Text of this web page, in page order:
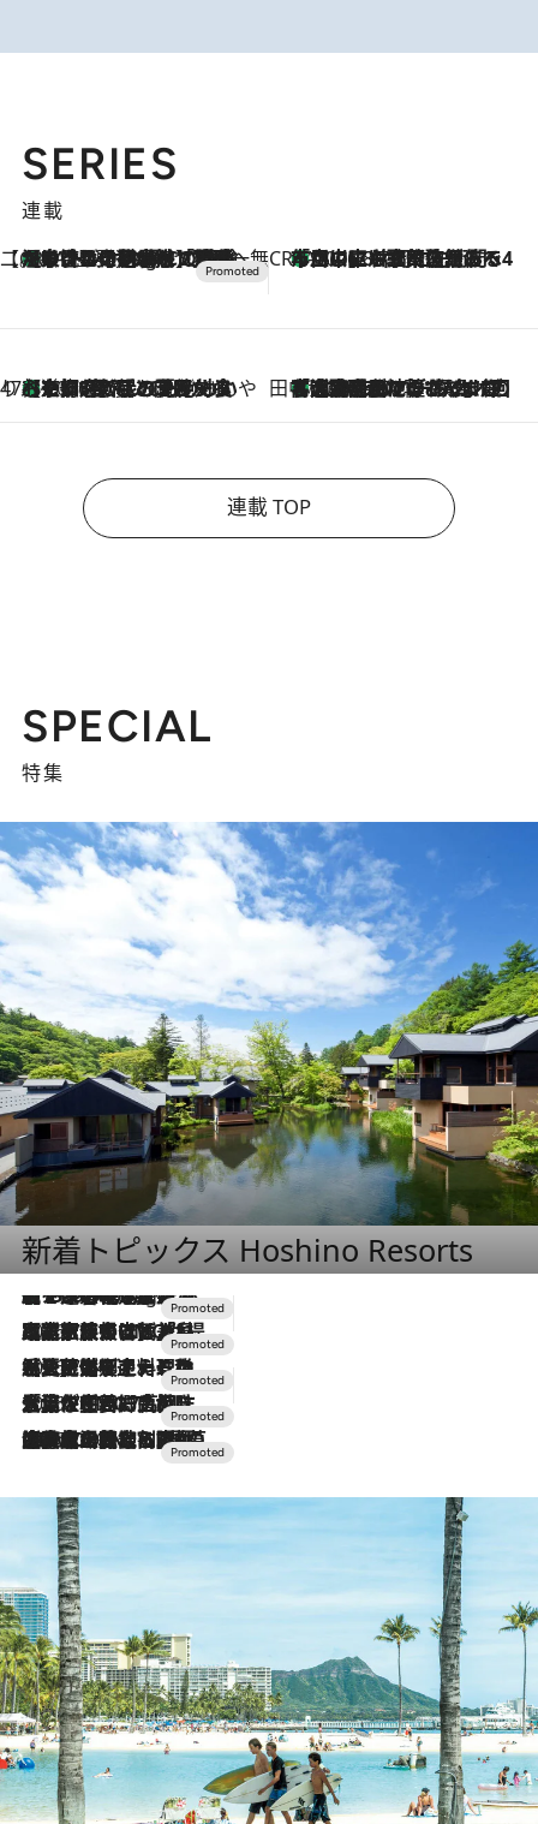
SERIES
連載
【CREA×星野リゾート】唯一無二。癒しと発見が待つ場所へ
11 Hours Ago
【トンボの足水浴】ヒノキの香りに包まれて涼感マックス！約13℃の湧水かけ流しを避暑地「星野温泉 トンボの湯」で体験 CREA'S CHOICE
2026.8.7
「立川にも歌舞伎があるんだよ」 片岡仁左衛門・市川中車ら豪華座組みで4年目の立川立飛歌舞伎へ
47都道府県の手みやげ ひんやりスイーツで夏を満喫
2026.8.7
【京都府】この夏絶対食べたい 冷やしておいしいおやつ3選 ひと口目から心を掴む新緑のテリーヌ 田中稲の勝手に再ブーム
2026.8.7
「湘南乃風に憧れて」観客大盛上がりの“タオル回し”に、ラッパー顔負けの高速歌唱まで…さだまさし（74）のアグレッシブすぎる現在地
連載 TOP
SPECIAL
特集
新着トピックス Hoshino Resorts
11 Hours Ago
【トンボの足水浴】ヒノキの香りに包まれて涼感マックス！約13℃の湧水かけ流しを避暑地「星野温泉 トンボの湯」で体験
2026.7.31
【ホテル帰省】という選択肢をOMOが提案。家族とほどよい距離を保つには「昼は実家、夜は気兼ねなくホテルで！」
2026.7.24
【夏限定ディナーコース】旬を迎える稚鮎や花ズッキーニなどをイタリア・トスカーナの郷土料理の手法で満喫！
2026.7.17
「土佐和ハーブかき氷」がOMO7高知に登場！生姜、山椒、大葉など目にも舌にも涼を呼ぶ郷土の味
2026.7.10
NEW OPEN！【界 草津】名湯の地に誕生。趣の異なる2種の温泉と上州ならではの会席・蕎麦割烹など美食を味わう究極の癒やし旅